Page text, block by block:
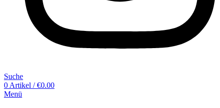
Suche
0 Artikel / €0.00
Menü